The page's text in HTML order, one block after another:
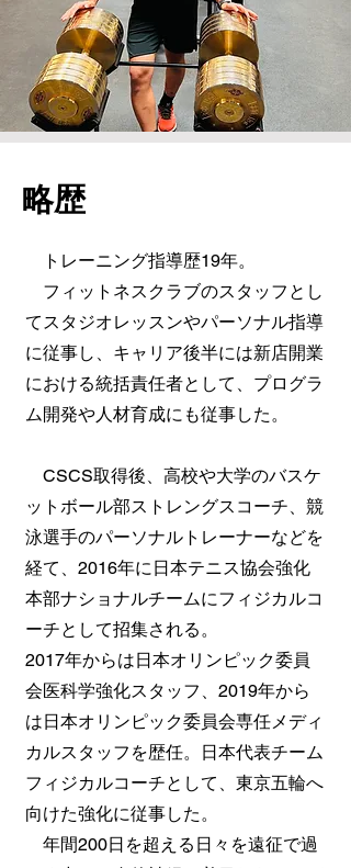
​略歴
トレーニング指導歴19年。
フィットネスクラブのスタッフとし
てスタジオレッスンやパーソナル指導
に従事し、キャリア後半には新店開業
における統括責任者として、プログラ
ム開発や人材育成にも従事した。
CSCS取得後、高校や大学のバスケ
ットボール部ストレングスコーチ、競
泳選手のパーソナルトレーナーなどを
経て、2016年に日本テニス協会強化
本部ナショナルチームにフィジカルコ
ーチとして招集される。
2017年からは日本オリンピック委員
会医科学強化スタッフ、2019年から
は日本オリンピック委員会専任メディ
カルスタッフを歴任。日本代表チーム
フィジカルコーチとして、東京五輪へ
向けた強化に従事した。
年間200日を超える日々を遠征で過